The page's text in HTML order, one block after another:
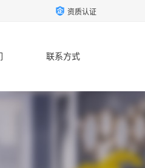
资质认证
联系方式